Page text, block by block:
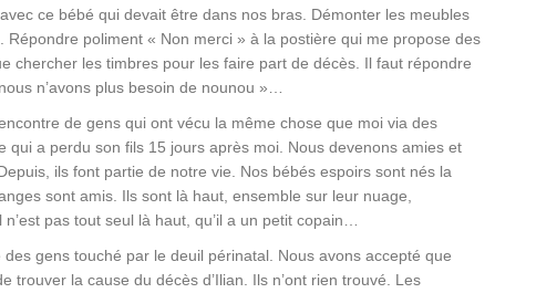
ce bébé qui devait être dans nos bras. Démonter les meubles
poliment « Non merci » à la postière qui me propose des
chercher les timbres pour les faire part de décès. Il faut répondre
n’avons plus besoin de nounou »…
de gens qui ont vécu la même chose que moi via des
qui a perdu son fils 15 jours après moi. Nous devenons amies et
ils font partie de notre vie. Nos bébés espoirs sont nés la
sont amis. Ils sont là haut, ensemble sur leur nuage,
pas tout seul là haut, qu’il a un petit copain…
des gens touché par le deuil périnatal. Nous avons accepté que
trouver la cause du décès d’Ilian. Ils n’ont rien trouvé. Les